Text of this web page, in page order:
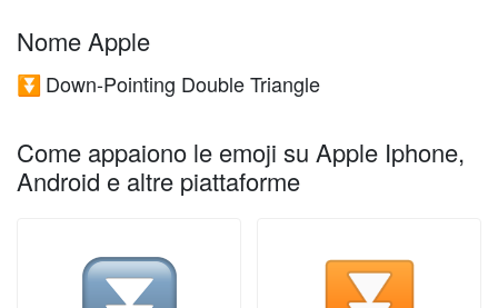
Nome Apple
⏬ Down-Pointing Double Triangle
Come appaiono le emoji su Apple Iphone,
Android e altre piattaforme